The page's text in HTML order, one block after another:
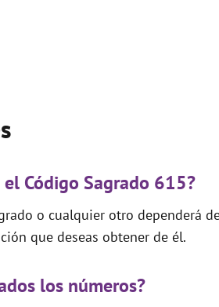
el Código Sagrado 615?
o cualquier otro dependerá
que deseas obtener de él.
los números?